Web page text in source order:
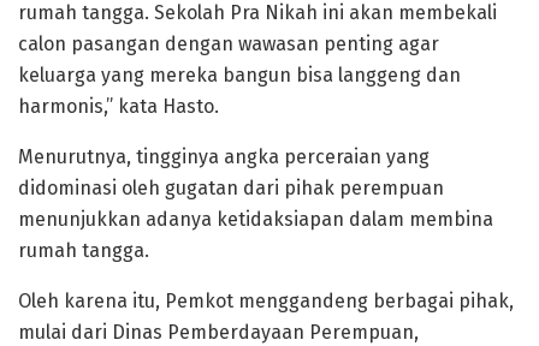
rumah tangga. Sekolah Pra Nikah ini akan membekali
calon pasangan dengan wawasan penting agar
keluarga yang mereka bangun bisa langgeng dan
harmonis,” kata Hasto.
Menurutnya, tingginya angka perceraian yang
didominasi oleh gugatan dari pihak perempuan
menunjukkan adanya ketidaksiapan dalam membina
rumah tangga.
Oleh karena itu, Pemkot menggandeng berbagai pihak,
mulai dari Dinas Pemberdayaan Perempuan,